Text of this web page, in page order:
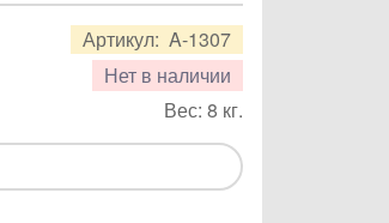
Артикул: A-1307
Нет в наличии
Вес: 8 кг.